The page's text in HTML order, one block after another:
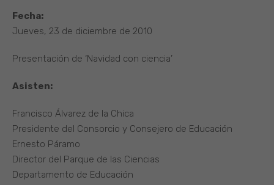
Fecha:
Jueves, 23 de diciembre de 2010
Presentación de ‘Navidad con ciencia’
Asisten:
Francisco Álvarez de la Chica
Presidente del Consorcio y Consejero de Educación
Ernesto Páramo
Director del Parque de las Ciencias
Departamento de Educación